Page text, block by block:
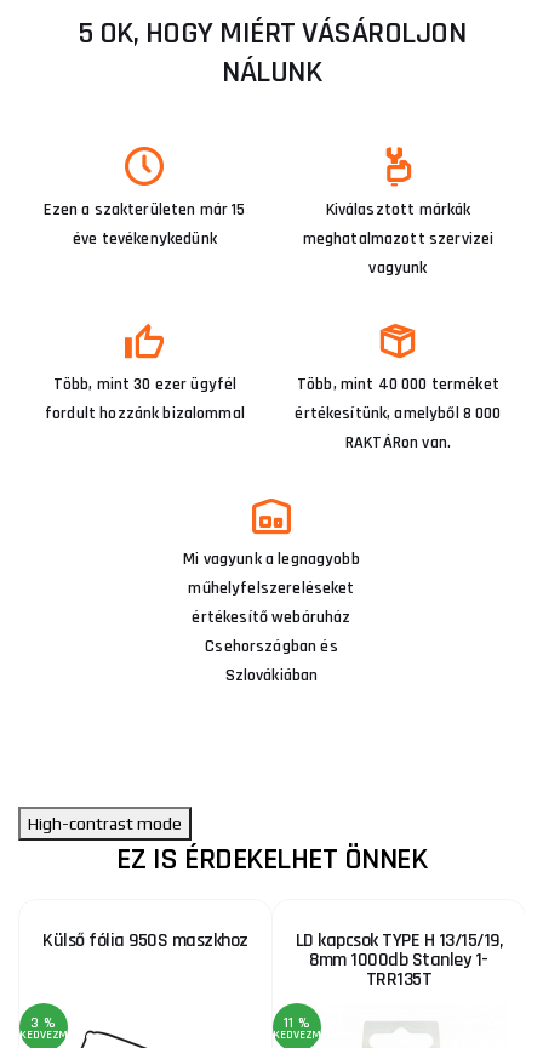
5 OK, HOGY MIÉRT VÁSÁROLJON
NÁLUNK
Ezen a szakterületen már 15
éve tevékenykedünk
Kiválasztott márkák
meghatalmazott szervizei
vagyunk
Több, mint 30 ezer ügyfél
fordult hozzánk bizalommal
Több, mint 40 000 terméket
értékesítünk, amelyből 8 000
RAKTÁRon van.
Mi vagyunk a legnagyobb
műhelyfelszereléseket
értékesítő webáruház
Csehországban és
Szlovákiában
High-contrast mode
EZ IS ÉRDEKELHET ÖNNEK
Külső fólia 950S maszkhoz
3 %
KEDVEZMÉNY
LD kapcsok TYPE H 13/15/19,
8mm 1000db Stanley 1-
TRR135T
11 %
KEDVEZMÉNY